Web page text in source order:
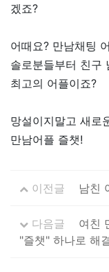
겠죠?
어때요? 만남채팅
솔로분들부터 친구
최고의 어플이죠?
망설이지말고 새로
만남어플 즐챗!
이전글
남친
다음글
여친
"즐챗" 하나로 해